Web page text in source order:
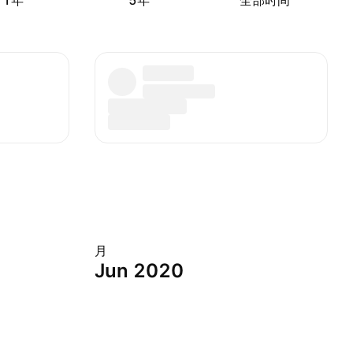
月
Jun 2020